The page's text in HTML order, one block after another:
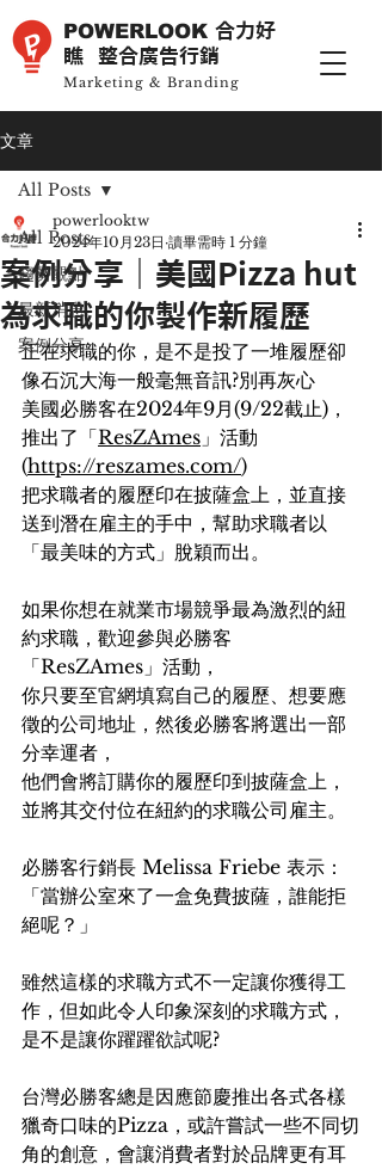
POWERLOOK 合力好
瞧 整合廣告行銷
Marketing & Branding
文章
All Posts
趨勢觀點
最新消息
案例分享
All Posts
案例分享｜美國Pizza hut
為求職的你製作新履歷
powerlooktw
2024年10月23日 讀畢需時 1 分鐘
正在求職的你，是不是投了一堆履歷卻
像石沉大海一般毫無音訊?別再灰心
美國必勝客在2024年9月(9/22截止)，
推出了「ResZAmes 」活動
(https://reszames.com/)
把求職者的履歷印在披薩盒上，並直接
送到潛在雇主的手中，幫助求職者以
「最美味的方式」脫穎而出。
如果你想在就業市場競爭最為激烈的紐
約求職，歡迎參與必勝客
「ResZAmes」活動，
你只要至官網填寫自己的履歷、想要應
徵的公司地址，然後必勝客將選出一部
分幸運者，
他們會將訂購你的履歷印到披薩盒上，
並將其交付位在紐約的求職公司雇主。
必勝客行銷長 Melissa Friebe 表示：
「當辦公室來了一盒免費披薩，誰能拒
絕呢？」
雖然這樣的求職方式不一定讓你獲得工
作，但如此令人印象深刻的求職方式，
是不是讓你躍躍欲試呢?
台灣必勝客總是因應節慶推出各式各樣
獵奇口味的Pizza，或許嘗試一些不同切
角的創意，會讓消費者對於品牌更有耳